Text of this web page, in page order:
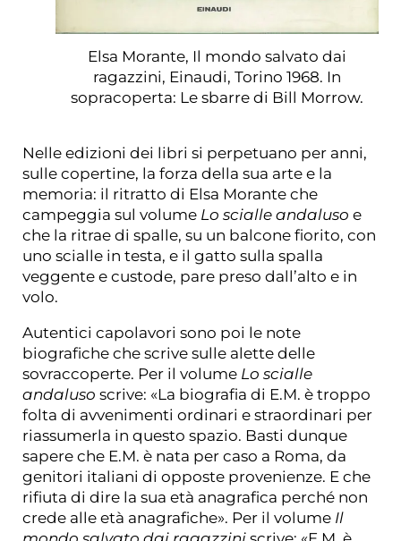
Elsa Morante, Il mondo salvato dai
ragazzini, Einaudi, Torino 1968. In
sopracoperta: Le sbarre di Bill Morrow.
Nelle edizioni dei libri si perpetuano per anni,
sulle copertine, la forza della sua arte e la
memoria: il ritratto di Elsa Morante che
campeggia sul volume Lo scialle andaluso e
che la ritrae di spalle, su un balcone fiorito, con
uno scialle in testa, e il gatto sulla spalla
veggente e custode, pare preso dall’alto e in
volo.
Autentici capolavori sono poi le note
biografiche che scrive sulle alette delle
sovraccoperte. Per il volume Lo scialle
andaluso scrive: «La biografia di E.M. è troppo
folta di avvenimenti ordinari e straordinari per
riassumerla in questo spazio. Basti dunque
sapere che E.M. è nata per caso a Roma, da
genitori italiani di opposte provenienze. E che
rifiuta di dire la sua età anagrafica perché non
crede alle età anagrafiche». Per il volume Il